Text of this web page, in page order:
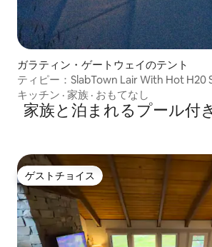
ガラティン・ゲートウェイのテント
ティピー：SlabTown Lair With Hot H20
キッチン · 家族 · おもてなし
家族と泊まれるプール付
ゲストチョイス
ゲストチョイス